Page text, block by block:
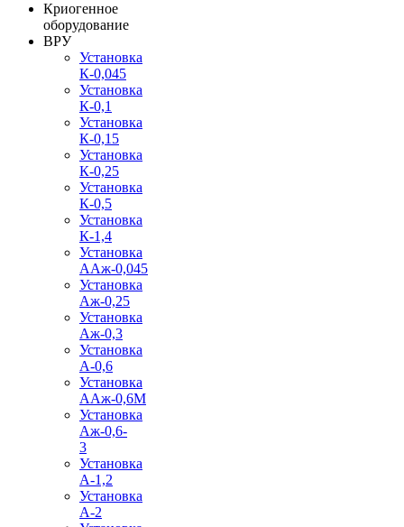
Криогенное
оборудование
ВРУ
Установка
К-0,045
Установка
К-0,1
Установка
К-0,15
Установка
К-0,25
Установка
К-0,5
Установка
К-1,4
Установка
ААж-0,045
Установка
Аж-0,25
Установка
Аж-0,3
Установка
А-0,6
Установка
ААж-0,6М
Установка
Аж-0,6-
3
Установка
А-1,2
Установка
А-2